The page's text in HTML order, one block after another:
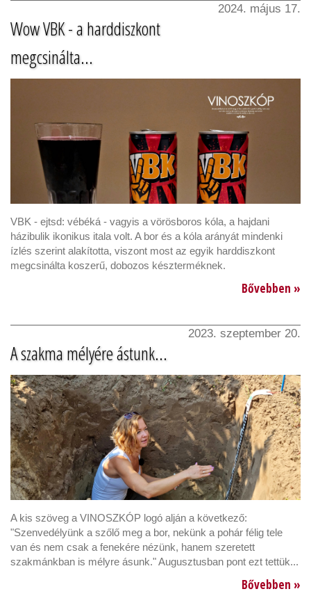
2024. május 17.
Wow VBK - a harddiszkont
megcsinálta...
VBK - ejtsd: vébéká - vagyis a vörösboros kóla, a hajdani
házibulik ikonikus itala volt. A bor és a kóla arányát mindenki
ízlés szerint alakította, viszont most az egyik harddiszkont
megcsinálta koszerű, dobozos készterméknek.
Bővebben »
2023. szeptember 20.
A szakma mélyére ástunk...
A kis szöveg a VINOSZKÓP logó alján a következő:
"Szenvedélyünk a szőlő meg a bor, nekünk a pohár félig tele
van és nem csak a fenekére nézünk, hanem szeretett
szakmánkban is mélyre ásunk." Augusztusban pont ezt tettük...
Bővebben »